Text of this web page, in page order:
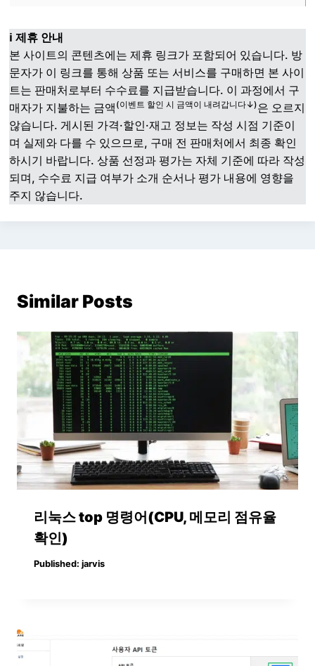
ℹ️ 제휴 안내
본 사이트의 콘텐츠에는 제휴 링크가 포함되어 있습니다. 방
문자가 이 링크를 통해 상품 또는 서비스를 구매하면 본 사이
트는 판매처로부터 수수료를 지급받습니다. 이 과정에서 구
매자가 지불하는 금액 (이벤트 할인 시 금액이 내려갑니다↓)은 오르지
않습니다. 게시된 가격·할인·재고 정보는 작성 시점 기준이
며 실제와 다를 수 있으므로, 구매 전 판매처에서 최종 확인
하시기 바랍니다. 상품 선정과 평가는 자체 기준에 따라 작성
되며, 수수료 지급 여부가 소개 순서나 평가 내용에 영향을
주지 않습니다.
Similar Posts
리눅스 top 명령어(CPU, 메모리 점유율
확인)
Published: jarvis